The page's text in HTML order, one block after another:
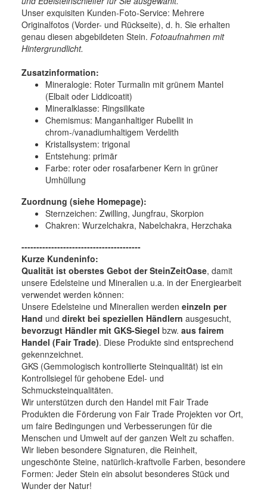
Unser exquisiten Kunden-Foto-Service: Mehrere
Originalfotos (Vorder- und Rückseite), d. h. Sie erhalten
genau diesen abgebildeten Stein. Fotoaufnahmen mit
Hintergrundlicht.
Zusatzinformation:
Mineralogie: Roter Turmalin mit grünem Mantel
(Elbait oder Liddicoatit)
Mineralklasse: Ringsilikate
Chemismus: Manganhaltiger Rubellit in
chrom-/vanadiumhaltigem Verdelith
Kristallsystem: trigonal
Entstehung: primär
Farbe: roter oder rosafarbener Kern in grüner
Umhüllung
Zuordnung (siehe Homepage):
Sternzeichen: Zwilling, Jungfrau, Skorpion
Chakren: Wurzelchakra, Nabelchakra, Herzchaka
----------------------------------------
Kurze Kundeninfo:
Qualität ist oberstes Gebot der SteinZeitOase, damit
unsere Edelsteine und Mineralien u.a. in der Energiearbeit
verwendet werden können:
Unsere Edelsteine und Mineralien werden einzeln per
Hand und direkt bei speziellen Händlern ausgesucht,
bevorzugt Händler mit GKS-Siegel bzw. aus fairem
Handel (Fair Trade). Diese Produkte sind entsprechend
gekennzeichnet.
GKS (Gemmologisch kontrollierte Steinqualität) ist ein
Kontrollsiegel für gehobene Edel- und
Schmucksteinqualitäten.
Wir unterstützen durch den Handel mit Fair Trade
Produkten die Förderung von Fair Trade Projekten vor Ort,
um faire Bedingungen und Verbesserungen für die
Menschen und Umwelt auf der ganzen Welt zu schaffen.
Wir lieben besondere Signaturen, die Reinheit,
ungeschönte Steine, natürlich-kraftvolle Farben, besondere
Formen: Jeder Stein ein absolut besonderes Stück und
Wunder der Natur!